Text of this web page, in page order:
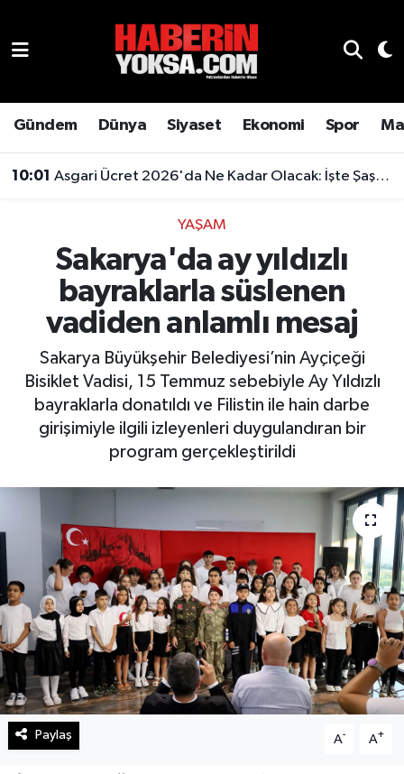
Gündem Dünya Siyaset Ekonomi Spor
10:01 Asgari Ücret 2026'da Ne Kadar Olacak: İşte Şaşırtan Rakam
YAŞAM
Sakarya'da ay yıldızlı
bayraklarla süslenen
vadiden anlamlı mesaj
Sakarya Büyükşehir Belediyesi’nin Ayçiçeği
Bisiklet Vadisi, 15 Temmuz sebebiyle Ay Yıldızlı
bayraklarla donatıldı ve Filistin ile hain darbe
girişimiyle ilgili izleyenleri duygulandıran bir
program gerçekleştirildi
Paylaş A- A+
Genel
Gündem
Otomobil
Sağlık
Yaşam
Hava Durumu
Son Dakika Haberleri
Haber Arşivi